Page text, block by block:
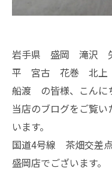
岩手県 盛岡 滝沢
平 宮古 花巻 北
船渡 の皆様、こんに
当店のブログをご覧
います。
国道4号線 茶畑交差
盛岡店でございます。